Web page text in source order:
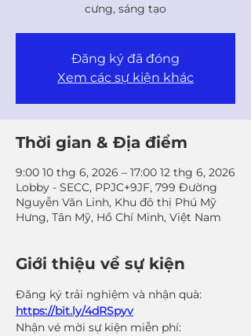
cưng, sáng tạo
Đăng ký đã đóng
Xem các sự kiện khác
Thời gian & Địa điểm
9:00 10 thg 6, 2026 – 17:00 12 thg 6, 2026
Lobby - SECC, PPJC+9JF, 799 Đường
Nguyễn Văn Linh, Khu đô thị Phú Mỹ
Hưng, Tân Mỹ, Hồ Chí Minh, Việt Nam
Giới thiệu về sự kiện
Đăng ký trải nghiệm và nhận quà:
https://bit.ly/4dRSpyv
Nhận vé mời sự kiện miễn phí: